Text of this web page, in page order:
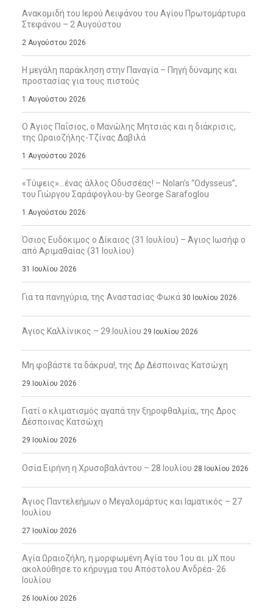
Ανακομιδή του Ιερού Λειψάνου του Αγίου Πρωτομάρτυρα
Στεφάνου – 2 Αυγούστου
2 Αυγούστου 2026
Η μεγάλη παράκληση στην Παναγία – Πηγή δύναμης και
προστασίας για τους πιστούς
1 Αυγούστου 2026
Ο Άγιος Παΐσιος, ο Μανώλης Μητσιάς και η διάκρισις,
της Ωραιοζήλης-Τζίνας Δαβιλά
1 Αυγούστου 2026
«Τύψεις»…ένας άλλος Οδυσσέας! – Nolan’s “Odysseus”,
του Γιώργου Σαράφογλου-by George Sarafoglou
1 Αυγούστου 2026
Όσιος Ευδόκιμος ο Δίκαιος (31 Ιουλίου) – Άγιος Ιωσήφ ο
από Αριμαθαίας (31 Ιουλίου)
31 Ιουλίου 2026
Για τα πανηγύρια, της Αναστασίας Φωκά 30 Ιουλίου 2026
Άγιος Καλλίνικος – 29 Ιουλίου 29 Ιουλίου 2026
Μη φοβάστε τα δάκρυα!, της Δρ Δέσποινας Κατσώχη
29 Ιουλίου 2026
Γιατί ο κλιματισμός αγαπά την ξηροφθαλμία;, της Δρος
Δέσποινας Κατσώχη
29 Ιουλίου 2026
Οσία Ειρήνη η Χρυσοβαλάντου – 28 Ιουλίου 28 Ιουλίου 2026
Άγιος Παντελεήμων ο Μεγαλομάρτυς και Ιαματικός – 27
Ιουλίου
27 Ιουλίου 2026
Αγία Ωραιοζήλη, η μορφωμένη Αγία του 1ου αι. μΧ που
ακολούθησε το κήρυγμα του Απόστολου Ανδρέα- 26
Ιουλίου
26 Ιουλίου 2026